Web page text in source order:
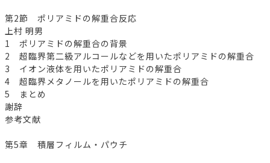
第2節 ポリアミドの解重合反応
上村 明男
1 ポリアミドの解重合の背景
2 超臨界第二級アルコールなどを用いたポリアミドの解重合
3 イオン液体を用いたポリアミドの解重合
4 超臨界メタノールを用いたポリアミドの解重合
5 まとめ
謝辞
参考文献
第5章 積層フィルム・パウチ